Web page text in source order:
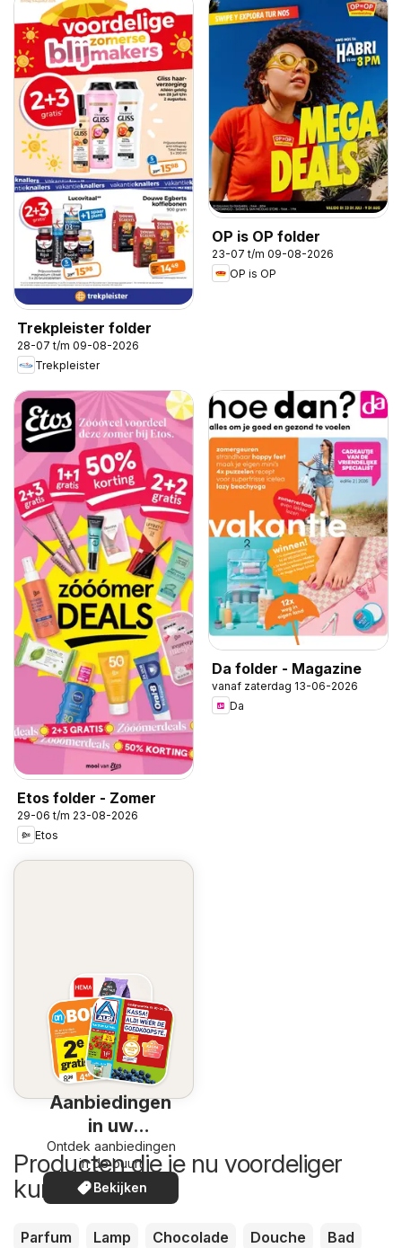
Trekpleister folder
28-07 t/m 09-08-2026
Trekpleister
OP is OP folder
23-07 t/m 09-08-2026
OP is OP
Etos folder - Zomer
29-06 t/m 23-08-2026
Etos
Da folder - Magazine
vanaf zaterdag 13-06-2026
Da
Aanbiedingen
in uw
omgeving
Ontdek aanbiedingen
in de buurt
Bekijken
Producten die je nu voordeliger
kunt kopen
Parfum Lamp Chocolade Douche
Bad